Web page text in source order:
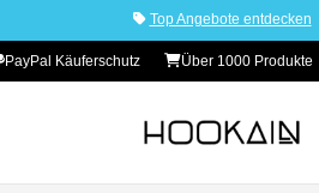
Top Angebote entdecken
PayPal Käuferschutz Über 1000 Produkte